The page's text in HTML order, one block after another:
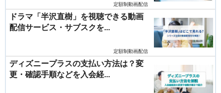
定額制動画配信
ドラマ「半沢直樹」を視聴できる動画
配信サービス・サブスクを...
定額制動画配信
ディズニープラスの支払い方法は？変
更・確認手順などを入会経...